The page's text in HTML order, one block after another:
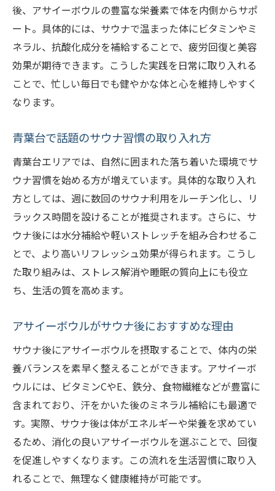
後、アサイーボウルの豊富な栄養素で体を内側からサポ
ート。具体的には、サウナで温まった体にビタミンやミ
ネラル、抗酸化成分を補給することで、疲労回復と美容
効果が期待できます。こうした実践を日常に取り入れる
ことで、忙しい毎日でも健やかな体と心を維持しやすく
なります。
青葉台で話題のサウナ習慣の取り入れ方
青葉台エリアでは、自然に囲まれた落ち着いた環境でサ
ウナ習慣を始める方が増えています。具体的な取り入れ
方としては、週に数回のサウナ利用をルーチン化し、リ
ラックス時間を設けることが推奨されます。さらに、サ
ウナ後には水分補給や軽いストレッチを組み合わせるこ
とで、より高いリフレッシュ効果が得られます。こうし
た取り組みは、ストレス解消や睡眠の質向上にも役立
ち、生活の質を高めます。
アサイーボウルがサウナ後におすすめな理由
サウナ後にアサイーボウルを摂取することで、体内の栄
養バランスを素早く整えることができます。アサイーボ
ウルには、ビタミンCやE、鉄分、食物繊維などが豊富に
含まれており、汗をかいた後のミネラル補給にも最適で
す。実際、サウナ後は体がエネルギーや栄養を求めてい
るため、消化の良いアサイーボウルを選ぶことで、回復
を促進しやすくなります。この流れを生活習慣に取り入
れることで、無理なく健康維持が可能です。